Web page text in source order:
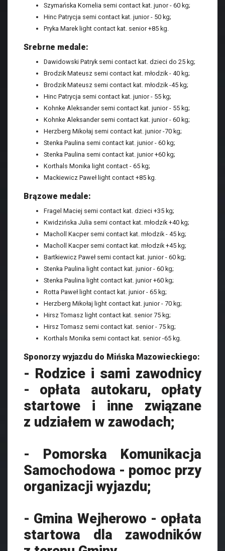
Szymańska Kornelia semi contact kat. junor - 60 kg;
Hinc Patrycja semi contact kat. junior - 50 kg;
Pryka Marek light contact kat. senior +85 kg.
Srebrne medale:
Dawidowski Patryk semi contact kat. dzieci do 25 kg;
Brodzik Mateusz semi contact kat. młodzik - 40 kg;
Brodzik Mateusz semi contact kat. młodzik -45 kg;
Hinc Patrycja semi contact kat. junior - 55 kg;
Kohnke Aleksander semi contact kat. junior - 55 kg;
Kohnke Aleksander semi contact kat. junior - 60 kg;
Herzberg Mikołaj semi contact kat. junior -70 kg;
Stenka Paulina semi contact kat. junior - 60 kg;
Stenka Paulina semi contact kat. junior +60 kg;
Korthals Monika light contact - 65 kg;
Mackiewicz Paweł light contact +85 kg.
Brązowe medale:
Fragel Maciej semi contact kat. dzieci +35 kg;
Kwidzińska Julia semi contact kat. młodzik +40 kg;
Macholl Kacper semi contact kat. młodzik - 45 kg;
Macholl Kacper semi contact kat. młodzik +45 kg;
Bartkiewicz Paweł semi contact kat. junior - 60 kg;
Stenka Paulina light contact kat. junior - 60 kg;
Stenka Paulina light contact kat. junior +60 kg;
Rotta Paweł light contact kat. junior - 65 kg;
Herzberg Mikołaj light contact kat. junior - 70 kg;
Hirsz Tomasz light contact kat. senior 75 kg;
Hirsz Tomasz semi contact kat. senior - 75 kg;
Korthals Monika semi contact kat. senior -65 kg.
Sponorzy wyjazdu do Mińska Mazowieckiego:
- Rodzice i sami zawodnicy
- opłata autokaru, opłaty
startowe i inne związane
z udziałem w zawodach;
- Pomorska Komunikacja
Samochodowa - pomoc przy
organizacji wyjazdu;
- Gmina Wejherowo - opłata
startowa dla zawodników